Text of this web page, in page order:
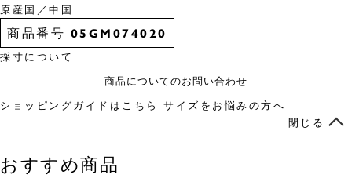
原産国／中国
商品番号 05GM074020
採寸について
商品についてのお問い合わせ
ショッピングガイドはこちら サイズをお悩みの方へ
閉じる
おすすめ商品